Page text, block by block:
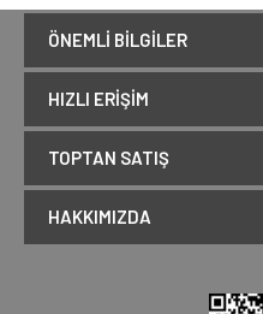
ÖNEMLI BILGILER
HIZLI ERIŞIM
TOPTAN SATIŞ
HAKKIMIZDA